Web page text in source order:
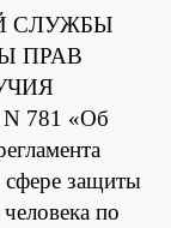
СЛУЖБЫ
ПРАВ
781 «Об
защиты
по